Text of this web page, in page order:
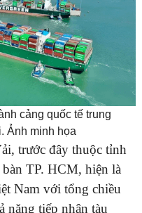
cảng quốc tế trung
Ảnh minh họa
trước đây thuộc tỉnh
TP. HCM, hiện là
Nam với tổng chiều
năng tiếp nhận tàu